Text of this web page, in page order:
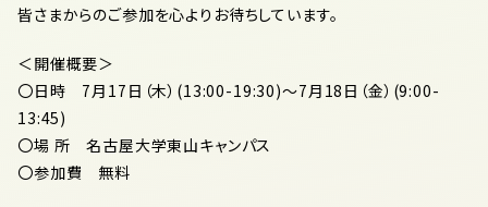
皆さまからのご参加を心よりお待ちしています。
＜開催概要＞
〇日時 7月17日（木）(13:00-19:30)～7月18日（金）(9:00-
13:45)
〇場 所 名古屋大学東山キャンパス
〇参加費 無料